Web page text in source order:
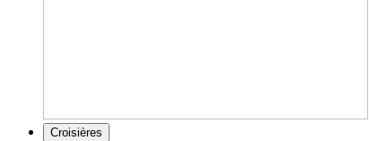
Croisières